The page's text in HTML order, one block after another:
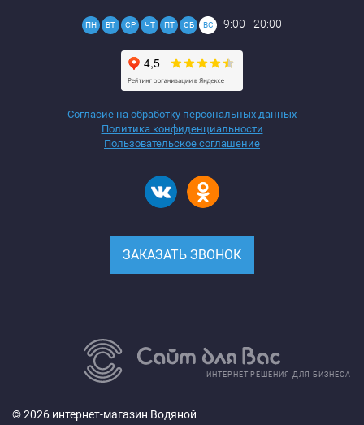
ПН ВТ СР ЧТ ПТ СБ ВС 9:00 - 20:00
Согласие на обработку персональных данных
Политика конфиденциальности
Пользовательское соглашение
ЗАКАЗАТЬ ЗВОНОК
ИНТЕРНЕТ-РЕШЕНИЯ ДЛЯ БИЗНЕСА
© 2026 интернет-магазин Водяной